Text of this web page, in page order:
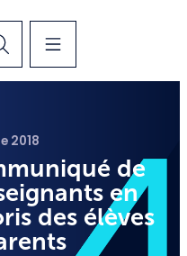
2018
de
en
des élèves